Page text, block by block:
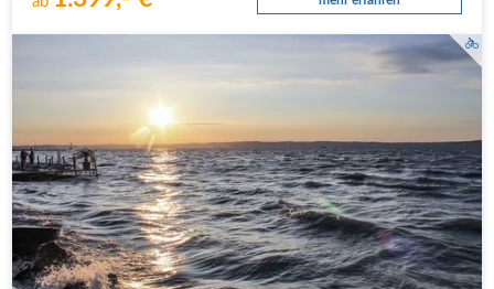
Touristik-Privatparkplatz bzw. Passau…